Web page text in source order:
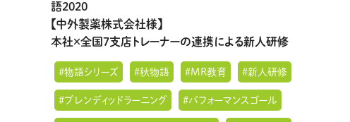
語2020
【中外製薬株式会社様】
本社×全国7支店トレーナーの連携による新人研修
#物語シリーズ #秋物語 #MR教育 #新人研修
#ブレンディッドラーニング #パフォーマンスゴール